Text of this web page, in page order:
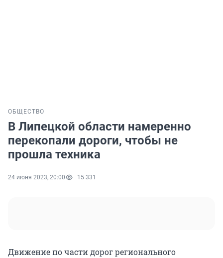
ОБЩЕСТВО
В Липецкой области намеренно
перекопали дороги, чтобы не
прошла техника
24 июня 2023, 20:00 15 331
Движение по части дорог регионального